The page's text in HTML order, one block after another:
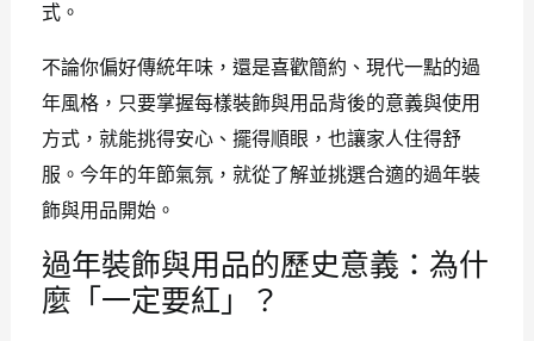
式。
不論你偏好傳統年味，還是喜歡簡約、現代一點的過
年風格，只要掌握每樣裝飾與用品背後的意義與使用
方式，就能挑得安心、擺得順眼，也讓家人住得舒
服。今年的年節氣氛，就從了解並挑選合適的過年裝
飾與用品開始。
過年裝飾與用品的歷史意義：為什
麼「一定要紅」？